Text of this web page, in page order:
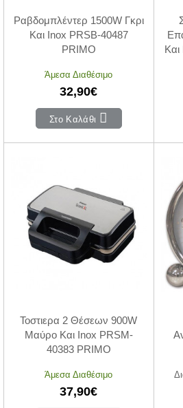
Ραβδομπλέντερ 1500W Γκρι
Και Inox PRSB-40487
PRIMO
Άμεσα Διαθέσιμο
32,90€
Στο Καλάθι
Τοστιερα 2 Θέσεων 900W
Μαύρο Και Inox PRSM-
40383 PRIMO
Άμεσα Διαθέσιμο
37,90€